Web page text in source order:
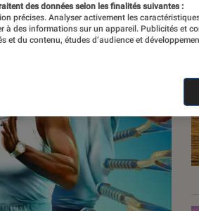
des données selon les finalités suivantes :
précises. Analyser activement les
à des informations sur un appareil. Publicités et
et du contenu, études d’audience et